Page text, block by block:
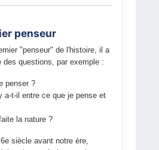
penseur
"penseur" de l'histoire, il a
des questions, par exemple :
penser ?
a-t-il entre ce que je pense et
la nature ?
siècle avant notre ère,